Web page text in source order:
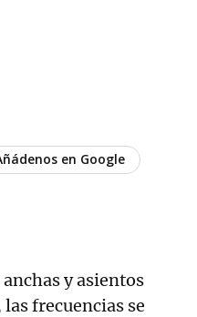
en Google
y asientos
frecuencias se